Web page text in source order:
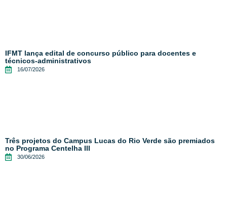
IFMT lança edital de concurso público para docentes e
técnicos-administrativos
16/07/2026
Três projetos do Campus Lucas do Rio Verde são premiados
no Programa Centelha III
30/06/2026